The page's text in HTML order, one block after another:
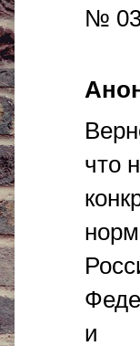
№
что
и